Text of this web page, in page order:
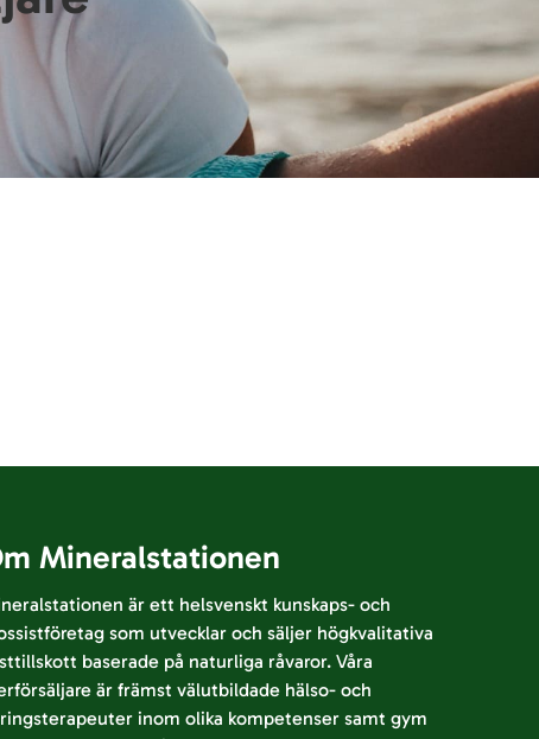
Mineralstationen
är ett helsvenskt kunskaps- och
som utvecklar och säljer högkvalitativa
baserade på naturliga råvaror. Våra
är främst välutbildade hälso- och
inom olika kompetenser samt gym